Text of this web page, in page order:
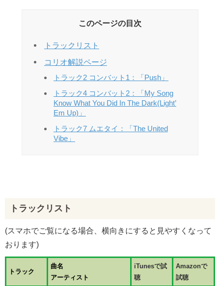
このページの目次
トラックリスト
コリオ解説ページ
トラック2 コンバット1：「Push」
トラック4 コンバット2：「My Song
Know What You Did In The Dark(Light’
Em Up)」
トラック7 ムエタイ：「The United
Vibe」
トラックリスト
(スマホでご覧になる場合、横向きにすると見やすくなって
おります)
トラック
曲名
アーティスト
iTunesで試
聴
Amazonで
試聴